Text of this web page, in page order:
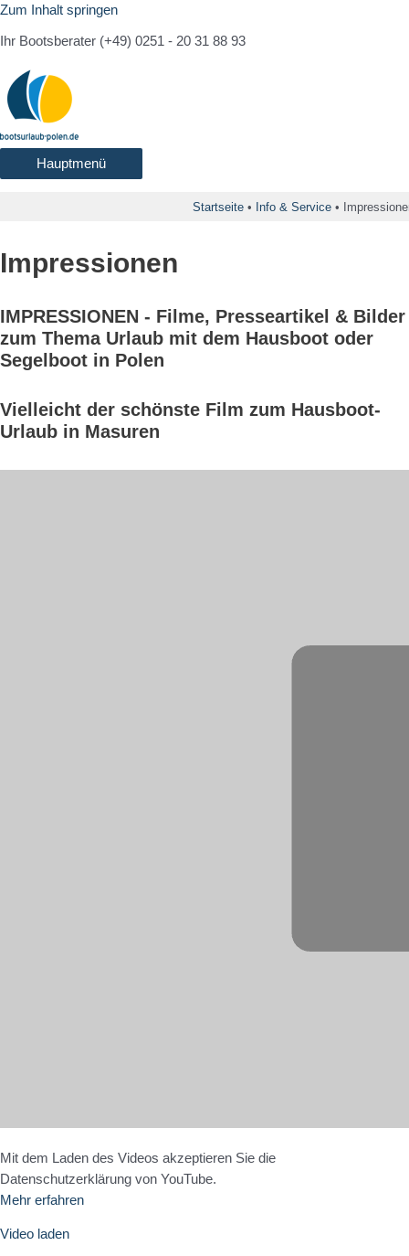
Zum Inhalt springen
Ihr Bootsberater (+49) 0251 - 20 31 88 93
Hauptmenü
Startseite • Info & Service •
Impressionen
IMPRESSIONEN - Filme, Presseartikel & Bilder
zum Thema Urlaub mit dem Hausboot oder
Segelboot in Polen
Vielleicht der schönste Film zum Hausboot-
Urlaub in Masuren
Mit dem Laden des Videos akzeptieren Sie die
Datenschutzerklärung von YouTube.
Mehr erfahren
Video laden